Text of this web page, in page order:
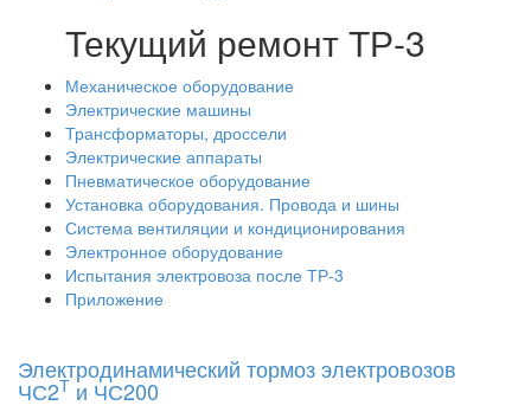
Текущий ремонт ТР-3
Механическое оборудование
Электрические машины
Трансформаторы, дроссели
Электрические аппараты
Пневматическое оборудование
Установка оборудования. Провода и шины
Система вентиляции и кондиционирования
Электронное оборудование
Испытания электровоза после ТР-3
Приложение
Электродинамический тормоз электровозов
ЧС2Т и ЧС200